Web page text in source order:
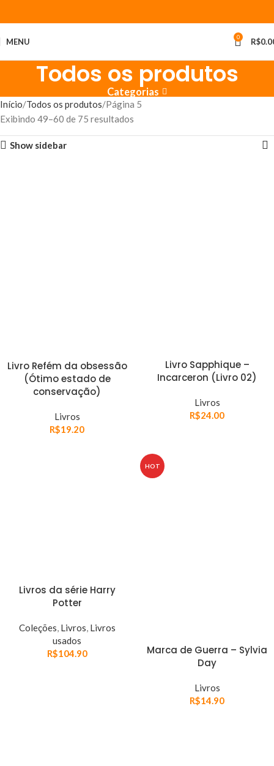
MENU 0 R$
Todos os produtos
Categorias
Início Todos os produtos Página 5
Exibindo 49–60 de 75 resultados
Show sidebar
Livro Refém da obsessão
(Ótimo estado de
conservação)
Livros
R$19.20
Livro Sapphique –
Incarceron (Livro 02)
Livros
R$24.00
Livros da série Harry
Potter
Coleções, Livros, Livros
usados
R$104.90
HOT
Marca de Guerra – Sylvia
Day
Livros
R$14.90